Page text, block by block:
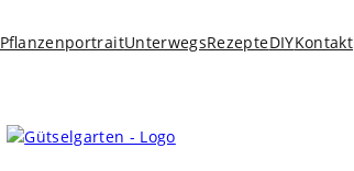
PflanzenportraitUnterwegsRezepteDIYKontakt